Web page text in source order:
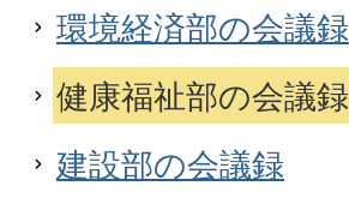
環境経済部の会議録
健康福祉部の会議録
建設部の会議録